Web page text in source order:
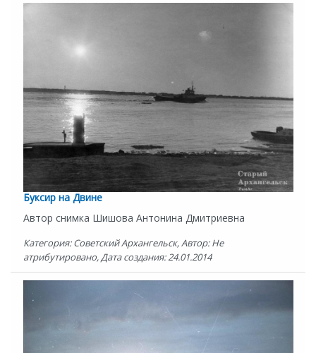
Буксир на Двине
Автор снимка Шишова Антонина Дмитриевна
Категория: Советский Архангельск, Автор: Не
атрибутировано, Дата создания: 24.01.2014